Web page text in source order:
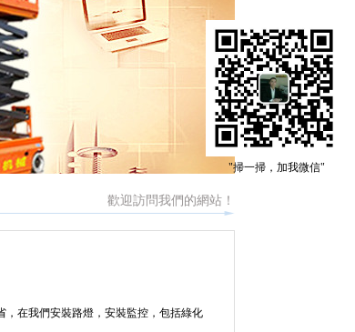
"掃一掃，加我微信"
歡迎訪問我們的網站！
在我們安裝路燈，安裝監控，包括綠化